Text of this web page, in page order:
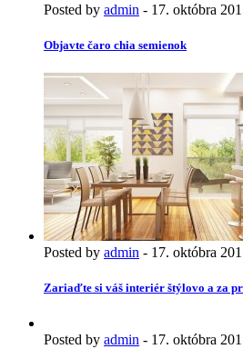
Posted by admin - 17. októbra
Objavte čaro chia semienok
Posted by admin - 17. októbra
Zariaďte si váš interiér štýlovo a za
Posted by admin - 17. októbra